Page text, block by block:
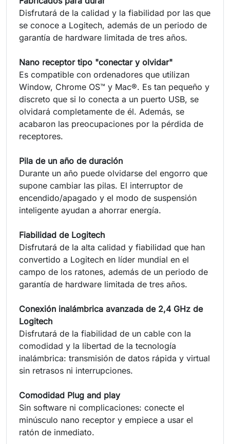
Disfrutará de la calidad y la fiabilidad por las que
se conoce a Logitech, además de un periodo de
garantía de hardware limitada de tres años.
Nano receptor tipo "conectar y olvidar"
Es compatible con ordenadores que utilizan
Window, Chrome OS™ y Mac®. Es tan pequeño y
discreto que si lo conecta a un puerto USB, se
olvidará completamente de él. Además, se
acabaron las preocupaciones por la pérdida de
receptores.
Pila de un año de duración
Durante un año puede olvidarse del engorro que
supone cambiar las pilas. El interruptor de
encendido/apagado y el modo de suspensión
inteligente ayudan a ahorrar energía.
Fiabilidad de Logitech
Disfrutará de la alta calidad y fiabilidad que han
convertido a Logitech en líder mundial en el
campo de los ratones, además de un periodo de
garantía de hardware limitada de tres años.
Conexión inalámbrica avanzada de 2,4 GHz de
Logitech
Disfrutará de la fiabilidad de un cable con la
comodidad y la libertad de la tecnología
inalámbrica: transmisión de datos rápida y virtual
sin retrasos ni interrupciones.
Comodidad Plug and play
Sin software ni complicaciones: conecte el
minúsculo nano receptor y empiece a usar el
ratón de inmediato.